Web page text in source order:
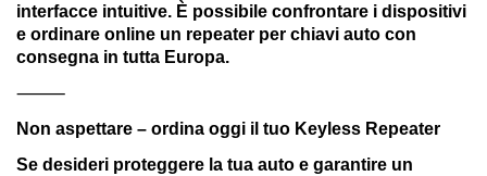
interfacce intuitive. È possibile confrontare i dispositivi
e ordinare online un repeater per chiavi auto con
consegna in tutta Europa.
⸻
Non aspettare – ordina oggi il tuo Keyless Repeater
Se desideri proteggere la tua auto e garantire un